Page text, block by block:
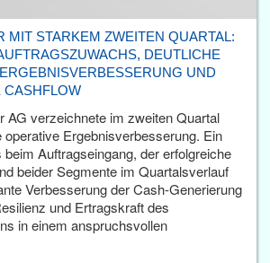
MIT STARKEM ZWEITEN QUARTAL:
DEUTLICHE
UND
CASHFLOW
AG verzeichnete im zweiten Quartal
operative Ergebnisverbesserung. Ein
Auftragseingang, der erfolgreiche
beider Segmente im Quartalsverlauf
Verbesserung der Cash-Generierung
und Ertragskraft des
in einem anspruchsvollen